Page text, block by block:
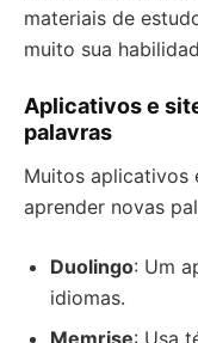
materiais de
muito sua
Aplicativos e
palavras
Muitos aplicativos
aprender novas
Duolingo: Um
idiomas.
Memrise: Usa